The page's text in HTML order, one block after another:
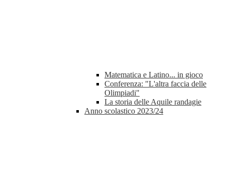
Matematica e Latino... in gioco
Conferenza: "L'altra faccia delle
Olimpiadi"
La storia delle Aquile randagie
Anno scolastico 2023/24